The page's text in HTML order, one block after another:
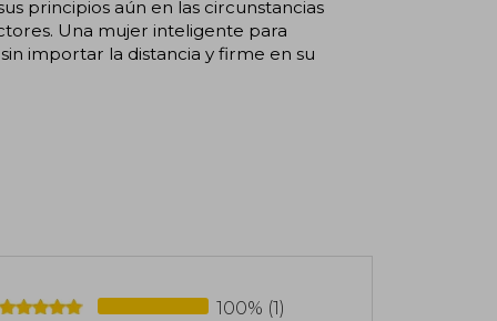
principios aún en las circunstancias
Una mujer inteligente para
importar la distancia y firme en su
100% (1)